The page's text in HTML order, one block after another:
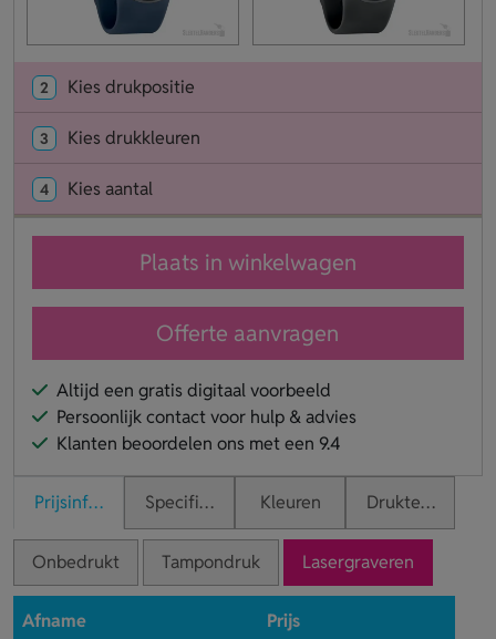
2 Kies drukpositie
3 Kies drukkleuren
4 Kies aantal
Plaats in winkelwagen
Offerte aanvragen
Altijd een gratis digitaal voorbeeld
Persoonlijk contact voor hulp & advies
Klanten beoordelen ons met een 9.4
PrijsinformatieSpecificaties Kleuren Druktechnieken
Onbedrukt Tampondruk Lasergraveren
Afname Prijs